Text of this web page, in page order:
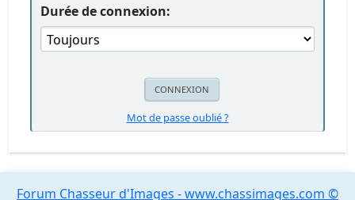
Durée de connexion:
Mot de passe oublié ?
Forum Chasseur d'Images - www.chassimages.com ©